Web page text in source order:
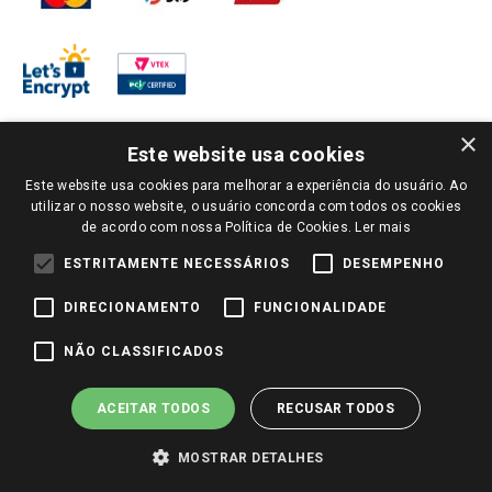
PARA VER OS PREÇOS DA SUA REGIÃO, FAÇA LOGIN E SELECIONE A LOJA DE
SUA PREFERÊNCIA. SOMENTE APÓS O LOGIN, OS PREÇOS DA SUA REGIÃO OU
LOJA SERÃO CARREGADOS.
TODOS OS PREÇOS E CONDIÇÕES COMERCIAIS DESTE SITE SÃO VÁLIDOS APENAS
PARA COMPRAS REALIZADAS NO GIASSI.COM.BR E NA LOJA SELECIONADA
PREÇOS PARA AS VENDAS ONLINE DIVULGADOS NO SITE PREVALECEM ANTE
COMUNICAÇÃO E SITES DE BUSCAS.
2022 COPYRIGHT - GIASSI SUPERMERCADOS. TODOS OS DIREITOS RESERVADOS.
×
Este website usa cookies
Este website usa cookies para melhorar a experiência do usuário. Ao
utilizar o nosso website, o usuário concorda com todos os cookies
de acordo com nossa Política de Cookies. Ler mais
ESTRITAMENTE NECESSÁRIOS DESEMPENHO
DIRECIONAMENTO FUNCIONALIDADE
NÃO CLASSIFICADOS
ACEITAR TODOS RECUSAR TODOS
MOSTRAR DETALHES